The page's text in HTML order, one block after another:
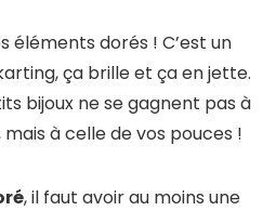
éléments dorés ! C’est un
ça brille et ça en jette.
bijoux ne se gagnent pas à
à celle de vos pouces !
, il faut avoir au moins une